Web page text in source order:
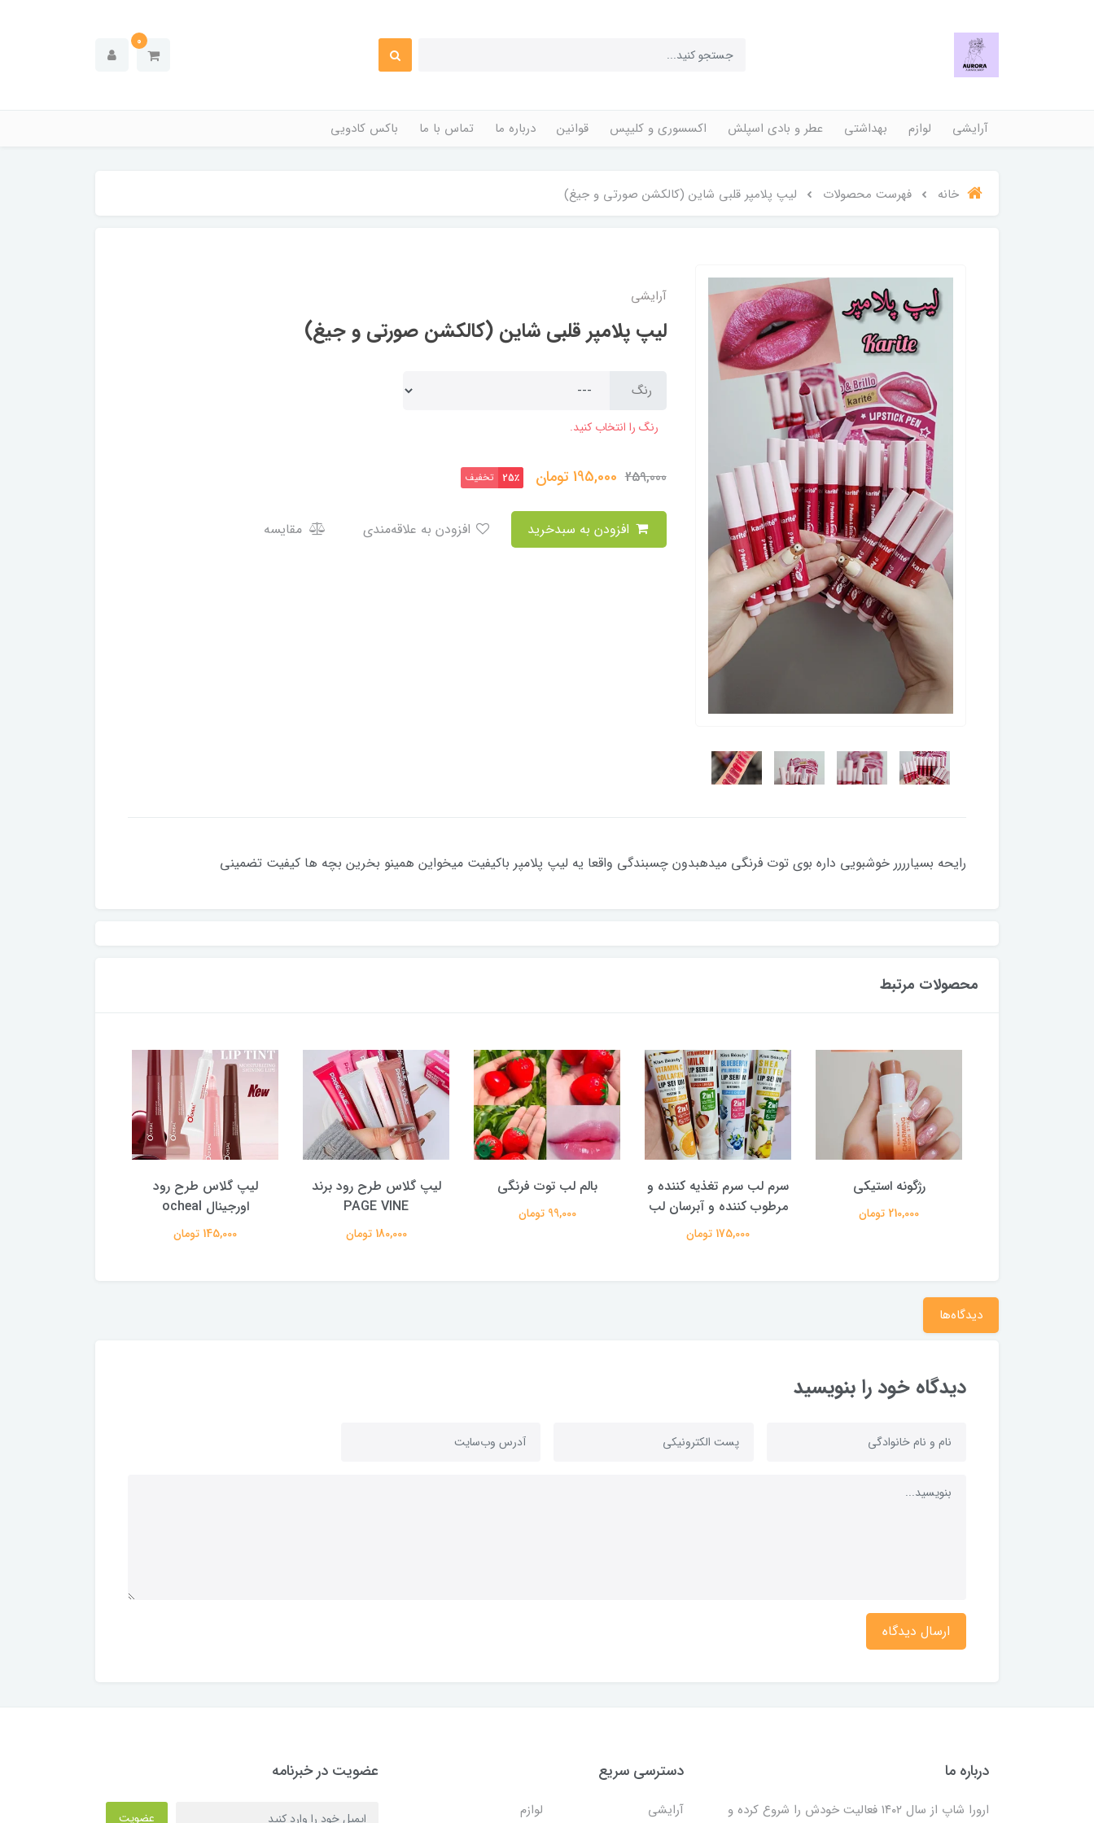
0
آرایشی لوازم بهداشتی عطر و بادی اسپلش اکسسوری و کلیپس قوانین درباره ما تماس با ما باکس کادویی
خانه فهرست محصولات لیپ پلامپر قلبی شاین (کالکشن صورتی و جیغ)
آرایشی
لیپ پلامپر قلبی شاین (کالکشن صورتی و جیغ)
رنگ
رنگ را انتخاب کنید.
259,000
195,000تومان 25٪ تخفیف
مقایسه
رایحه بسیارررر خوشبویی داره بوی توت فرنگی میدهبدون چسبندگی واقعا یه لیپ پلامپر باکیفیت میخواین همینو بخرین بچه ها کیفیت تضمینی
محصولات مرتبط
رژگونه استیکی
210,000 تومان
سرم لب سرم تغذیه کننده و
مرطوب کننده و آبرسان لب
175,000 تومان
بالم لب توت فرنگی
99,000 تومان
لیپ گلاس طرح رود برند
PAGE VINE
180,000 تومان
لیپ گلاس طرح رود
اورجینال ocheal
145,000 تومان
دیدگاه‌ها
دیدگاه خود را بنویسید
ارسال دیدگاه
درباره ما
ارورا شاپ از سال ۱۴۰۲ فعالیت خودش را شروع کرده و
دسترسی سریع
آرایشی لوازم
عضویت در خبرنامه
عضویت